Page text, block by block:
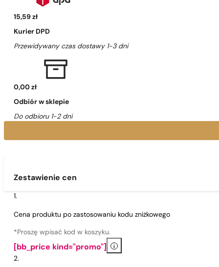
15,59 zł
Kurier DPD
Przewidywany czas dostawy 1-3 dni
0,00 zł
Odbiór w sklepie
Do odbioru 1-2 dni
Zestawienie cen
Cena produktu po zastosowaniu kodu zniżkowego
*Proszę wpisać kod w koszyku.
[bb_price kind="promo"] i